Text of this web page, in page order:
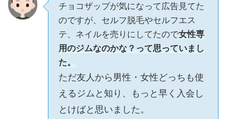
チョコザップが気になって広告見てた
のですが、セルフ脱毛やセルフエス
テ、ネイルを売りにしてたので女性専
用のジムなのかな？って思っていまし
た。
ただ友人から男性・女性どっちも使
えるジムと知り、もっと早く入会し
とけばと思いました。